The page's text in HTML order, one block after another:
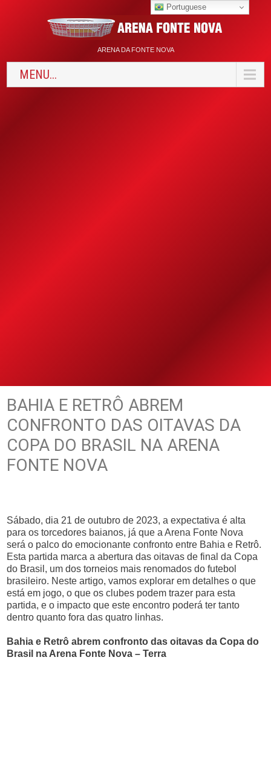
ARENA DA FONTE NOVA
MENU...
BAHIA E RETRÔ ABREM
CONFRONTO DAS OITAVAS DA
COPA DO BRASIL NA ARENA
FONTE NOVA
Sábado, dia 21 de outubro de 2023, a expectativa é alta
para os torcedores baianos, já que a Arena Fonte Nova
será o palco do emocionante confronto entre Bahia e Retrô.
Esta partida marca a abertura das oitavas de final da Copa
do Brasil, um dos torneios mais renomados do futebol
brasileiro. Neste artigo, vamos explorar em detalhes o que
está em jogo, o que os clubes podem trazer para esta
partida, e o impacto que este encontro poderá ter tanto
dentro quanto fora das quatro linhas.
Bahia e Retrô abrem confronto das oitavas da Copa do
Brasil na Arena Fonte Nova – Terra
Portuguese